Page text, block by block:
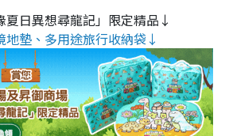
夏日異想尋龍記」限定精品↓
地墊、多用途旅行收納袋↓